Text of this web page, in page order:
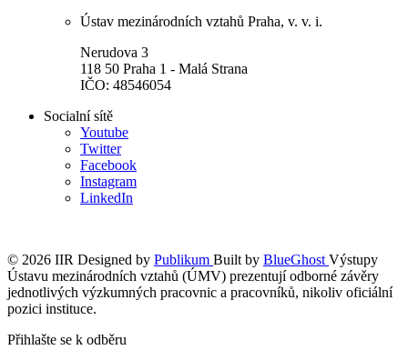
Ústav mezinárodních vztahů Praha, v. v. i.
Nerudova 3
118 50 Praha 1 - Malá Strana
IČO: 48546054
Socialní sítě
Youtube
Twitter
Facebook
Instagram
LinkedIn
© 2026 IIR Designed by Publikum Built by BlueGhost Výstupy
Ústavu mezinárodních vztahů (ÚMV) prezentují odborné závěry
jednotlivých výzkumných pracovnic a pracovníků, nikoliv oficiální
pozici instituce.
Přihlašte se k odběru